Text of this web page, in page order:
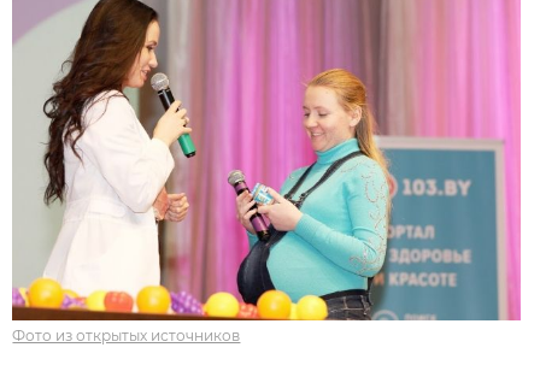
Фото из открытых источников